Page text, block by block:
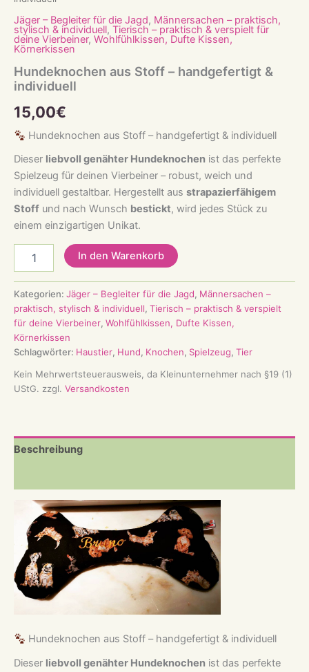
Jäger – Begleiter für die Jagd, Männersachen – praktisch,
stylisch & individuell, Tierisch – praktisch & verspielt für
deine Vierbeiner, Wohlfühlkissen, Dufte Kissen,
Körnerkissen
Hundeknochen aus Stoff – handgefertigt &
individuell
15,00€
Hundeknochen aus Stoff – handgefertigt & individuell
Dieser liebvoll genähter Hundeknochen ist das perfekte
Spielzeug für deinen Vierbeiner – robust, weich und
individuell gestaltbar. Hergestellt aus strapazierfähigem
Stoff und nach Wunsch bestickt, wird jedes Stück zu
einem einzigartigen Unikat.
Hundeknochen
–
handgefertigt
&
individuell
Menge
In den Warenkorb
Kategorien: Jäger – Begleiter für die Jagd, Männersachen –
praktisch, stylisch & individuell, Tierisch – praktisch & verspielt
für deine Vierbeiner, Wohlfühlkissen, Dufte Kissen,
Körnerkissen
Schlagwörter: Haustier, Hund, Knochen, Spielzeug, Tier
Kein Mehrwertsteuerausweis, da Kleinunternehmer nach §19 (1)
UStG. zzgl. Versandkosten
Beschreibung
Hundeknochen aus Stoff – handgefertigt & individuell
Dieser liebvoll genähter Hundeknochen ist das perfekte